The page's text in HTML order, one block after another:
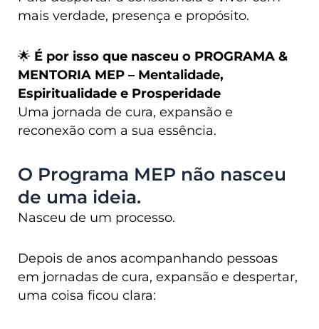
mais verdade, presença e propósito.
🌟 É por isso que nasceu o PROGRAMA &
MENTORIA MEP – Mentalidade,
Espiritualidade e Prosperidade
Uma jornada de cura, expansão e
reconexão com a sua essência.
O Programa MEP não nasceu
de uma ideia.
Nasceu de um processo.
Depois de anos acompanhando pessoas
em jornadas de cura, expansão e despertar,
uma coisa ficou clara: